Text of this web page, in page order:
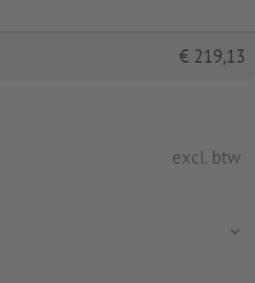
€ 219,13
excl. btw